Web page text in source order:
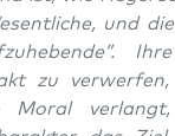
und
zu
Moral